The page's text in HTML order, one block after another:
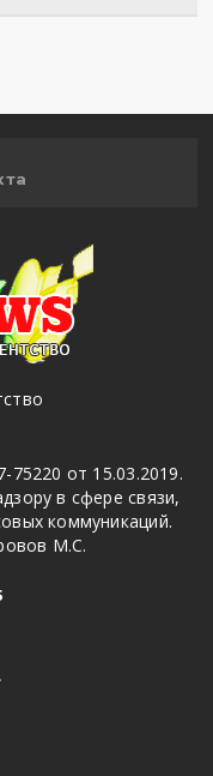
от 15.03.2019.
в сфере связи,
коммуникаций.
М.С.